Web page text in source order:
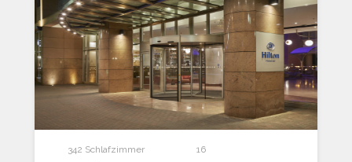
342 Schlafzimmer 16